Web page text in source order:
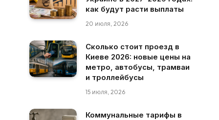
как будут расти выплаты
20 июля, 2026
Сколько стоит проезд в
Киеве 2026: новые цены на
метро, автобусы, трамваи
и троллейбусы
15 июля, 2026
Коммунальные тарифы в